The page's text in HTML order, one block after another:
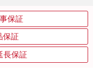
保証
保証
長保証